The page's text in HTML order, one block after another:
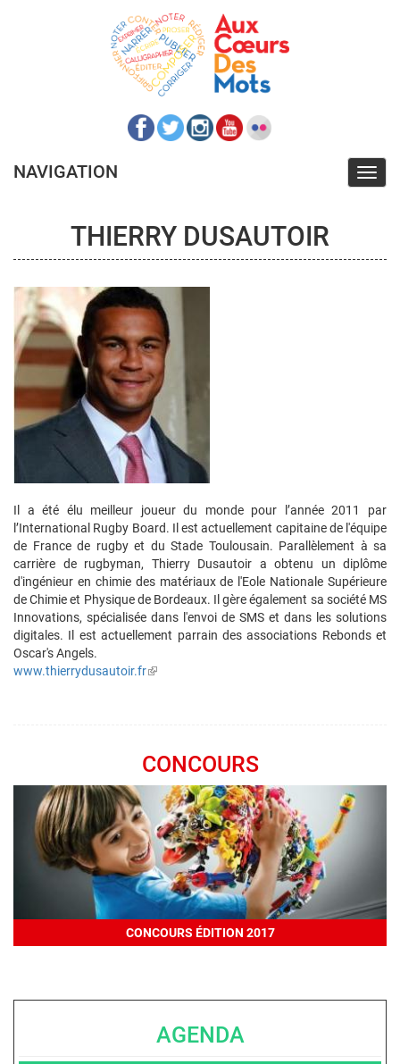
NAVIGATION
THIERRY DUSAUTOIR
Il a été élu meilleur joueur du monde pour l’année 2011 par
l’International Rugby Board. Il est actuellement capitaine de l'équipe
de France de rugby et du Stade Toulousain. Parallèlement à sa
carrière de rugbyman, Thierry Dusautoir a obtenu un diplôme
d'ingénieur en chimie des matériaux de l'Eole Nationale Supérieure
de Chimie et Physique de Bordeaux. Il gère également sa société MS
Innovations, spécialisée dans l'envoi de SMS et dans les solutions
digitales. Il est actuellement parrain des associations Rebonds et
Oscar's Angels.
www.thierrydusautoir.fr(link
CONCOURS
CONCOURS ÉDITION 2017
AGENDA